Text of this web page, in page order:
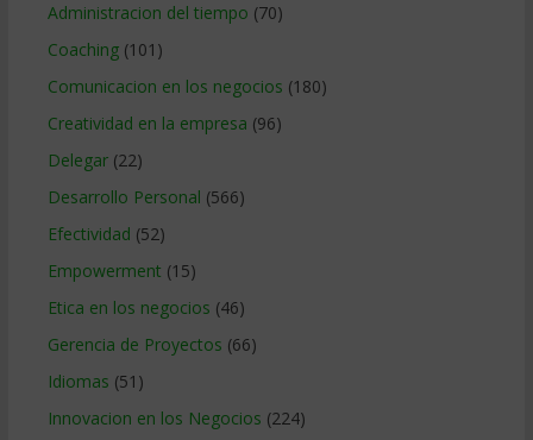
Administracion del tiempo (70)
Coaching(101)
Comunicacion en los negocios (180)
Creatividad en la empresa (96)
Delegar(22)
Desarrollo Personal (566)
Efectividad (52)
Empowerment (15)
Etica en los negocios (46)
Gerencia de Proyectos (66)
Idiomas (51)
Innovacion en los Negocios (224)